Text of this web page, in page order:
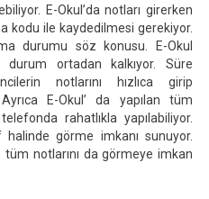
E-Okul’da notları girerken
kodu ile kaydedilmesi gerekiyor.
durumu söz konusu. E-Okul
durum ortadan kalkıyor. Süre
notlarını hızlıca girip
E-Okul’ da yapılan tüm
rahatlıkla yapılabiliyor.
halinde görme imkanı sunuyor.
notlarını da görmeye imkan